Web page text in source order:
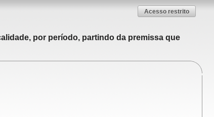
Acesso restrito
por período, partindo da premissa que